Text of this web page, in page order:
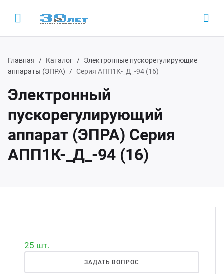
Назад
пускорегулирующие
Led
модули питания
Назад
350-1016
Главная Каталог
Электронные пускорегулирующие
аппараты (ЭПРА)
Серия АПП1К-_Д_-94 (16)
Электронный
пускорегулирующий
аппарат (ЭПРА) Серия
АПП1К-_Д_-94 (16)
25 шт.
ЗАДАТЬ ВОПРОС